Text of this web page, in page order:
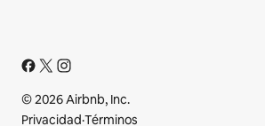
© 2026 Airbnb, Inc.
Privacidad·Términos